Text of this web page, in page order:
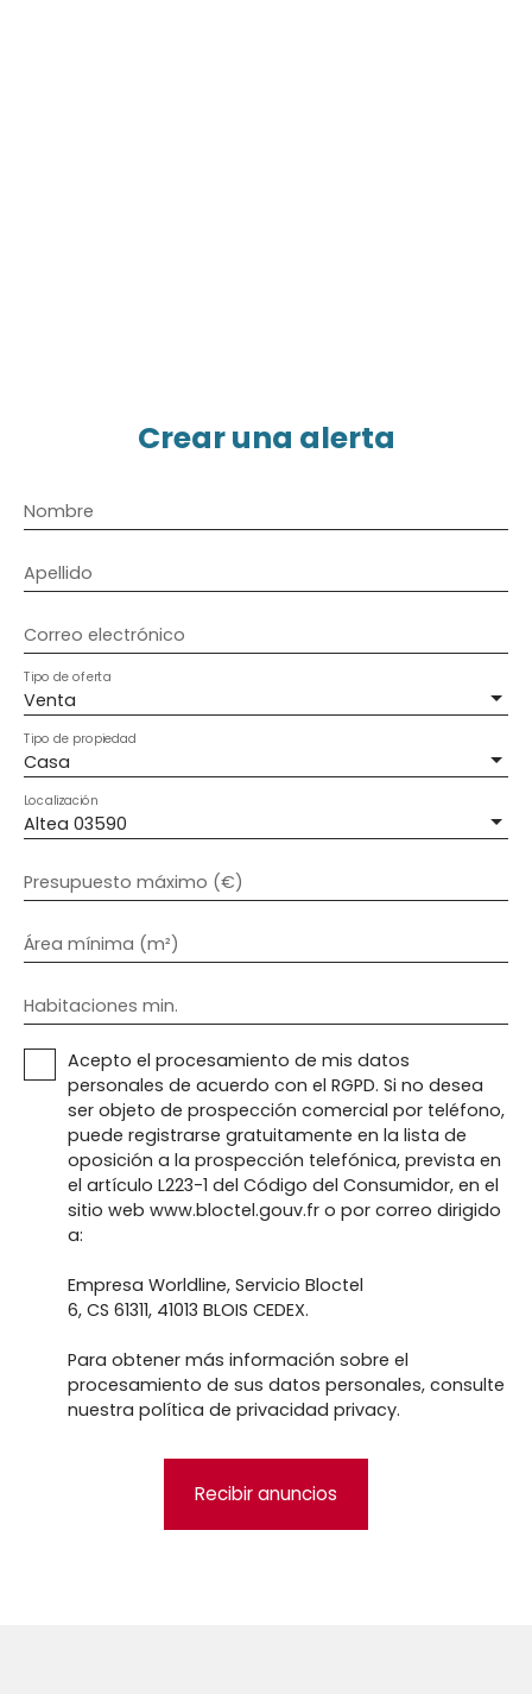
Crear una alerta
Nombre
Apellido
Correo electrónico
Venta
Tipo de oferta
Casa
Tipo de propiedad
Altea 03590
Localización
Presupuesto máximo (€)
Área mínima (m²)
Habitaciones min.
Acepto el procesamiento de mis datos
personales de acuerdo con el RGPD. Si no desea
ser objeto de prospección comercial por teléfono,
puede registrarse gratuitamente en la lista de
oposición a la prospección telefónica, prevista en
el artículo L223-1 del Código del Consumidor, en el
sitio web www.bloctel.gouv.fr o por correo dirigido
a:
Empresa Worldline, Servicio Bloctel
6, CS 61311, 41013 BLOIS CEDEX.
Para obtener más información sobre el
procesamiento de sus datos personales, consulte
nuestra política de privacidad privacy.
Recibir anuncios